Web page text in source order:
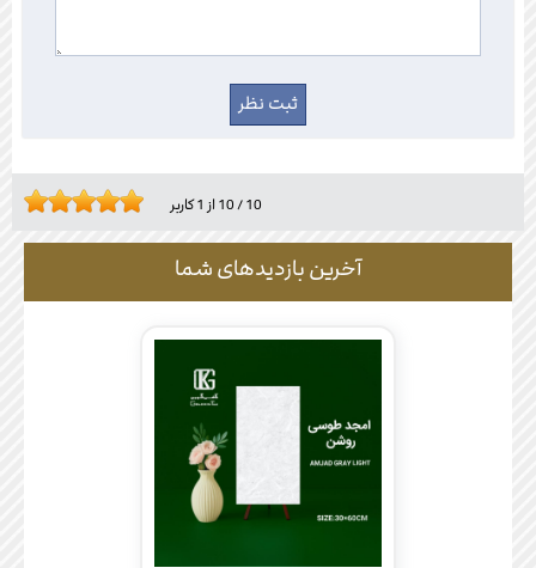
10/10 از 1کاربر
آخرین بازدیدهای شما